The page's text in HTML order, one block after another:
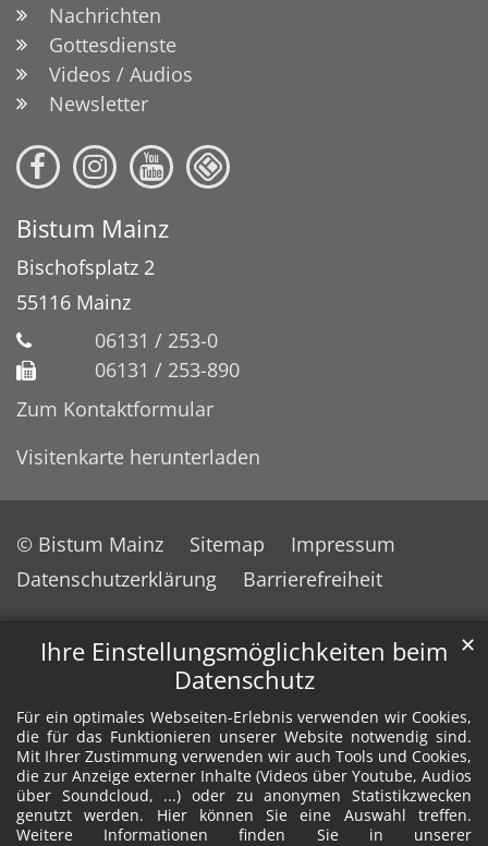
Ihre Einstellungsmöglichkeiten beim
Datenschutz
Für ein optimales Webseiten-Erlebnis verwenden wir Cookies,
die für das Funktionieren unserer Website notwendig sind.
Mit Ihrer Zustimmung verwenden wir auch Tools und Cookies,
die zur Anzeige externer Inhalte (Videos über Youtube, Audios
über Soundcloud, ...) oder zu anonymen Statistikzwecken
genutzt werden. Hier können Sie eine Auswahl treffen.
Weitere Informationen finden Sie in unserer
✕
Nachrichten
Gottesdienste
Videos / Audios
Newsletter
Bistum Mainz
Bischofsplatz 2
55116 Mainz
06131 / 253-0
06131 / 253-890
Zum Kontaktformular
Visitenkarte herunterladen
© Bistum Mainz Sitemap
Impressum
Datenschutzerklärung
Barrierefreiheit